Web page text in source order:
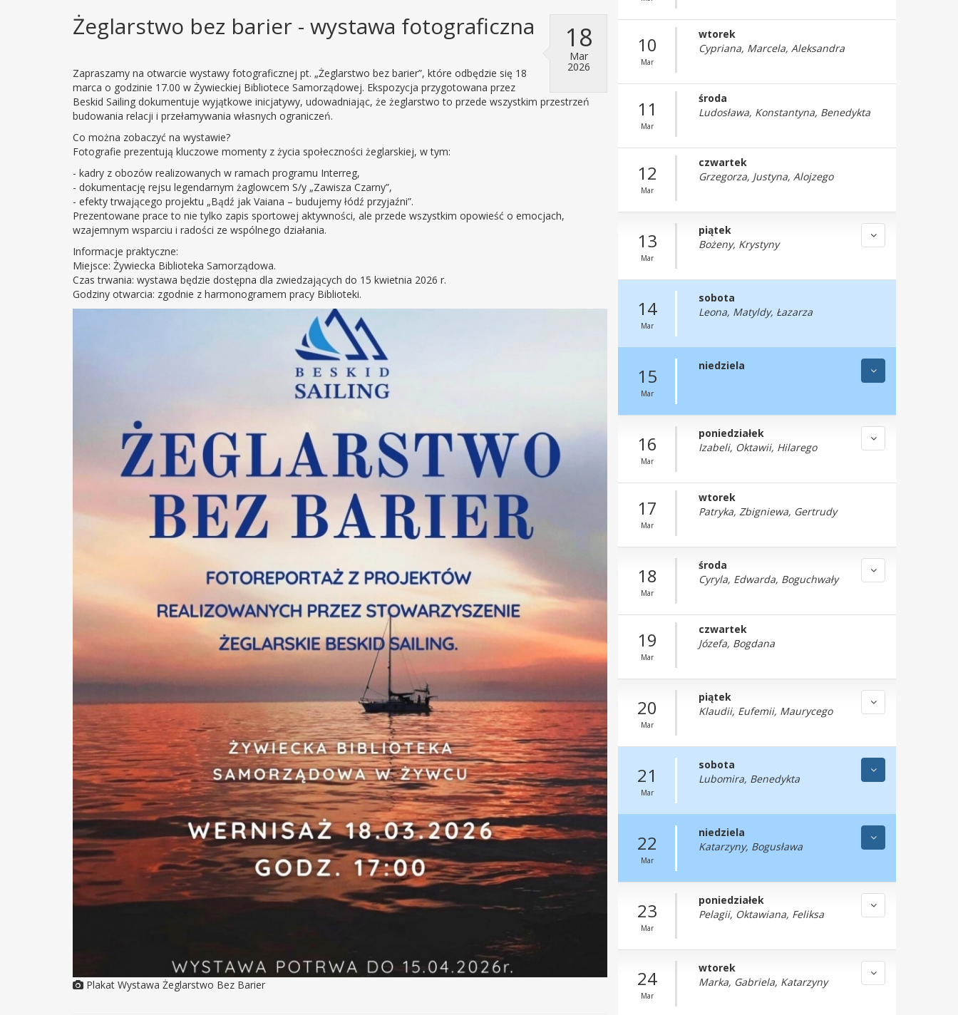
18
Mar
2026
Żeglarstwo bez barier - wystawa fotograficzna
Zapraszamy na otwarcie wystawy fotograficznej pt. „Żeglarstwo bez barier”, które odbędzie się 18
marca o godzinie 17.00 w Żywieckiej Bibliotece Samorządowej. Ekspozycja przygotowana przez
Beskid Sailing dokumentuje wyjątkowe inicjatywy, udowadniając, że żeglarstwo to przede wszystkim przestrzeń
budowania relacji i przełamywania własnych ograniczeń.
Co można zobaczyć na wystawie?
Fotografie prezentują kluczowe momenty z życia społeczności żeglarskiej, w tym:
- kadry z obozów realizowanych w ramach programu Interreg,
- dokumentację rejsu legendarnym żaglowcem S/y „Zawisza Czarny”,
- efekty trwającego projektu „Bądź jak Vaiana – budujemy łódź przyjaźni”.
Prezentowane prace to nie tylko zapis sportowej aktywności, ale przede wszystkim opowieść o emocjach,
wzajemnym wsparciu i radości ze wspólnego działania.
Informacje praktyczne:
Miejsce: Żywiecka Biblioteka Samorządowa.
Czas trwania: wystawa będzie dostępna dla zwiedzających do 15 kwietnia 2026 r.
Godziny otwarcia: zgodnie z harmonogramem pracy Biblioteki.
Plakat Wystawa Żeglarstwo Bez Barier
10
Mar
wtorek
Cypriana, Marcela, Aleksandra
11
Mar
środa
Ludosława, Konstantyna, Benedykta
12
Mar
czwartek
Grzegorza, Justyna, Alojzego
13
Mar
piątek
Bożeny, Krystyny
14
Mar
sobota
Leona, Matyldy, Łazarza
15
Mar
niedziela
16
Mar
poniedziałek
Izabeli, Oktawii, Hilarego
17
Mar
wtorek
Patryka, Zbigniewa, Gertrudy
18
Mar
środa
Cyryla, Edwarda, Boguchwały
19
Mar
czwartek
Józefa, Bogdana
20
Mar
piątek
Klaudii, Eufemii, Maurycego
21
Mar
sobota
Lubomira, Benedykta
22
Mar
niedziela
Katarzyny, Bogusława
23
Mar
poniedziałek
Pelagii, Oktawiana, Feliksa
24
Mar
wtorek
Marka, Gabriela, Katarzyny